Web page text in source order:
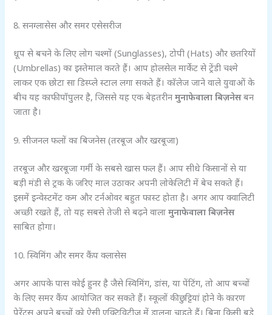
8. सनग्लासेस और समर एसेसरीज
धूप से बचने के लिए लोग चश्मों (Sunglasses), टोपी (Hats) और छतरियों
(Umbrellas) का इस्तेमाल करते हैं। आप होलसेल मार्केट से ट्रेंडी चश्मे
लाकर एक छोटा सा डिस्प्ले स्टाल लगा सकते हैं। कॉलेज जाने वाले युवाओं के
बीच यह काफी पॉपुलर है, जिससे यह एक बेहतरीनमुनाफेवाला बिज़नेसबन
जाता है।
9. सीजनल फलों का बिजनेस (तरबूज और खरबूजा)
तरबूज और खरबूजा गर्मी के सबसे खास फल हैं। आप सीधे किसानों से या
बड़ी मंडी से ट्रक के जरिए माल उठाकर अपनी लोकेलिटी में बेच सकते हैं।
इसमें इन्वेस्टमेंट कम और टर्नओवर बहुत फास्ट होता है। अगर आप क्वालिटी
अच्छी रखते हैं, तो यह सबसे तेजी से बढ़ने वालामुनाफेवाला बिज़नेस
साबित होगा।
10. स्विमिंग और समर कैंप क्लासेस
अगर आपके पास कोई हुनर है जैसे स्विमिंग, डांस, या पेंटिंग, तो आप बच्चों
के लिए समर कैंप आयोजित कर सकते हैं। स्कूलों की छुट्टियां होने के कारण
पेरेंट्स अपने बच्चों को ऐसी एक्टिविटीज में डालना चाहते हैं। बिना किसी बड़े